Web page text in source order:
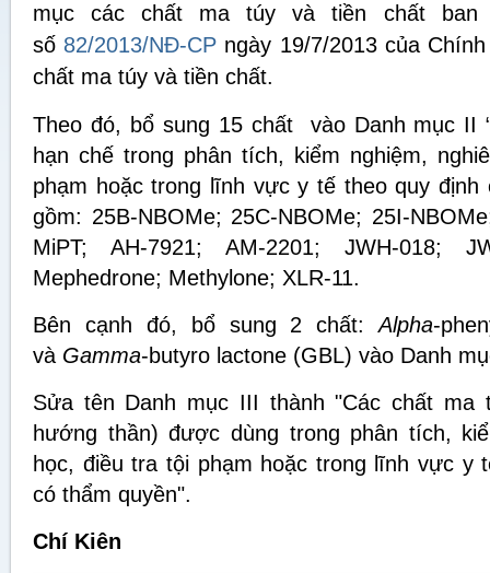
mục các chất ma túy và tiền chất ban
số 82/2013/NĐ-CP ngày 19/7/2013 của
chất ma túy và tiền chất.
Theo đó, bổ sung 15 chất vào Danh mục II
hạn chế trong phân tích, kiểm nghiệm,
phạm hoặc trong lĩnh vực y tế theo quy định
gồm: 25B-NBOMe; 25C-NBOMe; 25I-
MiPT; AH-7921; AM-2201; JWH-018;
Mephedrone; Methylone; XLR-11.
Bên cạnh đó, bổ sung 2 chất:Alpha-
và Gamma-butyro lactone (GBL) vào Danh
Sửa tên Danh mục III thành "Các chất ma
hướng thần) được dùng trong phân tích,
học, điều tra tội phạm hoặc trong lĩnh vực y
có thẩm quyền".
Chí Kiên